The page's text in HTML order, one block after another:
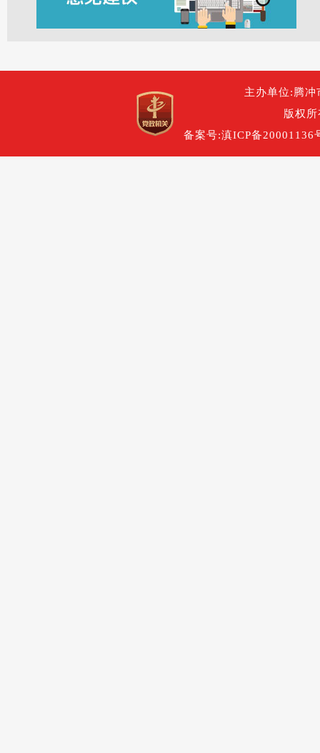
主办单位:腾
版权
备案号:滇ICP备20001136